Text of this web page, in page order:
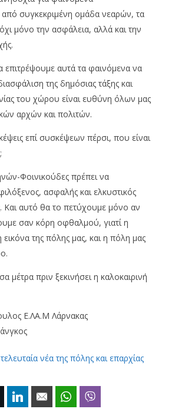
από συγκεκριμένη ομάδα νεαρών, τα
μόνο την ασφάλεια, αλλά και την
αυτά τα φαινόμενα να
της δημόσιας τάξης και
του χώρου είναι ευθύνη όλων μας
αρχών και πολιτών.
επί συσκέψεων πέρσι, που είναι
Φοινικούδες πρέπει να
ασφαλής και ελκυστικός
Και αυτό θα το πετύχουμε μόνο αν
σαν κόρη οφθαλμού, γιατί η
εικόνα της πόλης μας, και η πόλη μας
μέτρα πριν ξεκινήσει η καλοκαιρινή
Ε.ΛΑ.Μ Λάρνακας
νέα της πόλης και επαρχίας
Twitter LinkedIn Email WhatsApp